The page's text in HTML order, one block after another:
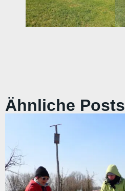
Ähnliche Posts